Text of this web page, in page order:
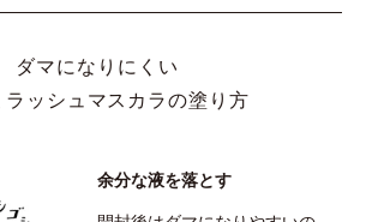
ダマになりにくい
ラッシュマスカラの塗り方
余分な液を落とす